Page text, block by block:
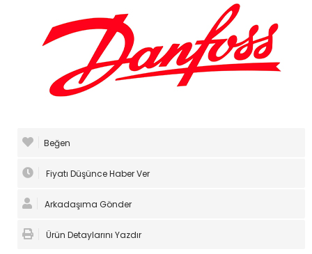
Beğen
Fiyatı Düşünce Haber Ver
Arkadaşıma Gönder
Ürün Detaylarını Yazdır